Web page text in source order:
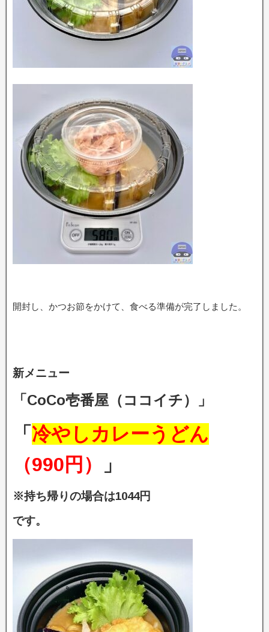
開封し、かつお節をかけて、食べる準備が完了しました。
新メニュー
「CoCo壱番屋（ココイチ）」
「 冷やしカレーうどん
（990円）
」
※持ち帰りの場合は1044円
です。